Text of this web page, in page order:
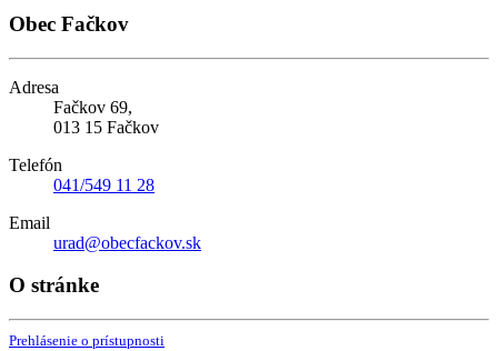
Obec Fačkov
Adresa
Fačkov 69,
013 15 Fačkov
Telefón
041/549 11 28
Email
urad@obecfackov.sk
O stránke
Prehlásenie o prístupnosti